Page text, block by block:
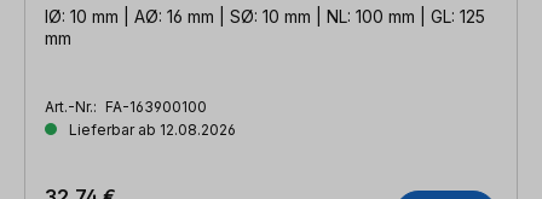
IØ: 10 mm | AØ: 16 mm | SØ: 10 mm | NL: 100 mm | GL: 125
mm
Art.-Nr.: FA-163900100
Lieferbar ab 12.08.2026